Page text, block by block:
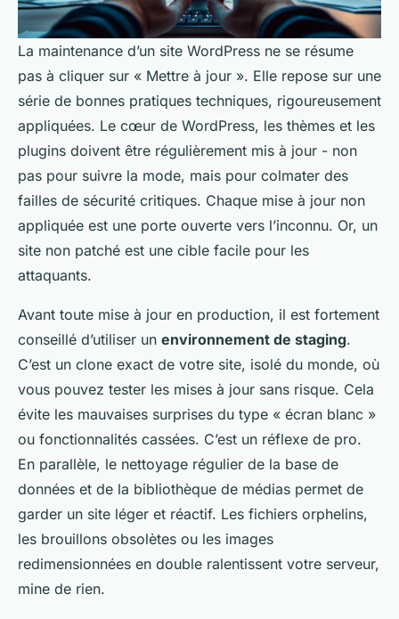
La maintenance d’un site WordPress ne se résume
pas à cliquer sur « Mettre à jour ». Elle repose sur une
série de bonnes pratiques techniques, rigoureusement
appliquées. Le cœur de WordPress, les thèmes et les
plugins doivent être régulièrement mis à jour - non
pas pour suivre la mode, mais pour colmater des
failles de sécurité critiques. Chaque mise à jour non
appliquée est une porte ouverte vers l’inconnu. Or, un
site non patché est une cible facile pour les
attaquants.
Avant toute mise à jour en production, il est fortement
conseillé d’utiliser un environnement de staging.
C’est un clone exact de votre site, isolé du monde, où
vous pouvez tester les mises à jour sans risque. Cela
évite les mauvaises surprises du type « écran blanc »
ou fonctionnalités cassées. C’est un réflexe de pro.
En parallèle, le nettoyage régulier de la base de
données et de la bibliothèque de médias permet de
garder un site léger et réactif. Les fichiers orphelins,
les brouillons obsolètes ou les images
redimensionnées en double ralentissent votre serveur,
mine de rien.